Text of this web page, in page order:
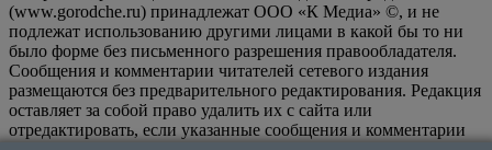
(www.gorodche.ru) принадлежат ООО «К Медиа» ©, и не
подлежат использованию другими лицами в какой бы то ни
было форме без письменного разрешения правообладателя.
Сообщения и комментарии читателей сетевого издания
размещаются без предварительного редактирования. Редакция
оставляет за собой право удалить их с сайта или
отредактировать, если указанные сообщения и комментарии